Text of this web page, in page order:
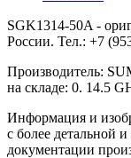
SGK1314-50A -
России. Тел.: +7
Производитель:
на складе: 0. 14.5
Информация и
с более детальной
документации